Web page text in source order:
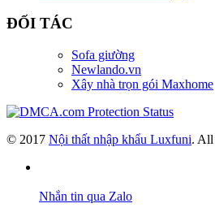
ĐỐI TÁC
Sofa giường
Newlando.vn
Xây nhà trọn gói Maxhome
© 2017 Nội thất nhập khẩu Luxfuni. All
Nhắn tin qua Zalo